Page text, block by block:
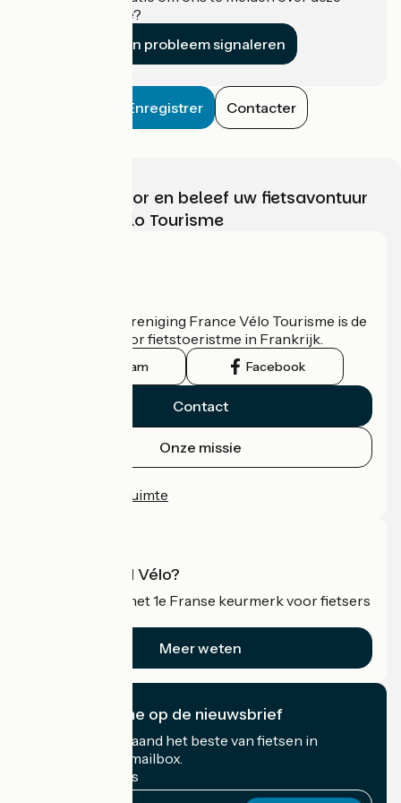
accommodatie?
Een probleem signaleren
Enregistrer Contacter
Kies, bereid voor en beleef uw fietsavontuur
met France Vélo Tourisme
De nationale vereniging France Vélo Tourisme is de
officiële gids voor fietstoeristme in Frankrijk.
Instagram Facebook
Contact
Onze missie
Professionele ruimte
Wat is Accueil Vélo?
Accueil Vélo is het 1e Franse keurmerk voor fietsers
Meer weten
Ik abonneer me op de nieuwsbrief
Ontvang elke maand het beste van fietsen in
Frankrijk in uw mailbox.
Mijn e-mailadres